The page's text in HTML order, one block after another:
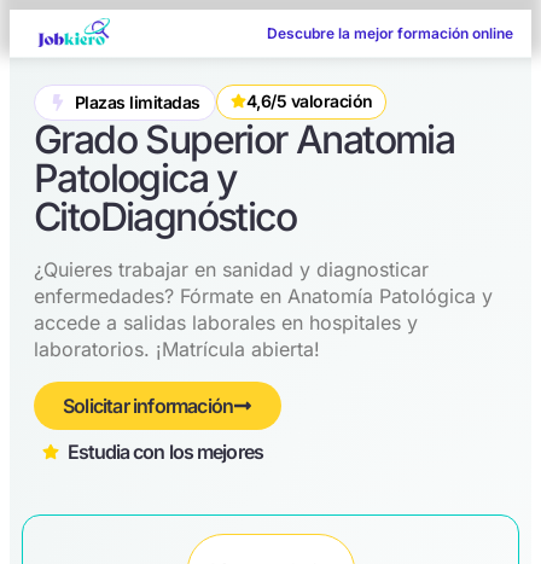
Descubre la mejor formación online
Plazas limitadas 4,6/5 valoración
Grado Superior Anatomia
Patologica y
CitoDiagnóstico
¿Quieres trabajar en sanidad y diagnosticar
enfermedades? Fórmate en Anatomía Patológica y
accede a salidas laborales en hospitales y
laboratorios. ¡Matrícula abierta!
Solicitar información
Estudia con los mejores​